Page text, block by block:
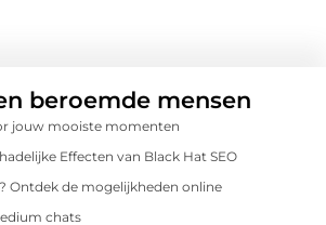
beroemde mensen
jouw mooiste momenten
Effecten van Black Hat SEO
Ontdek de mogelijkheden online
chats